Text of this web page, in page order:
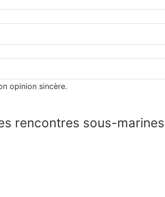
opinion sincère.
rencontres sous-